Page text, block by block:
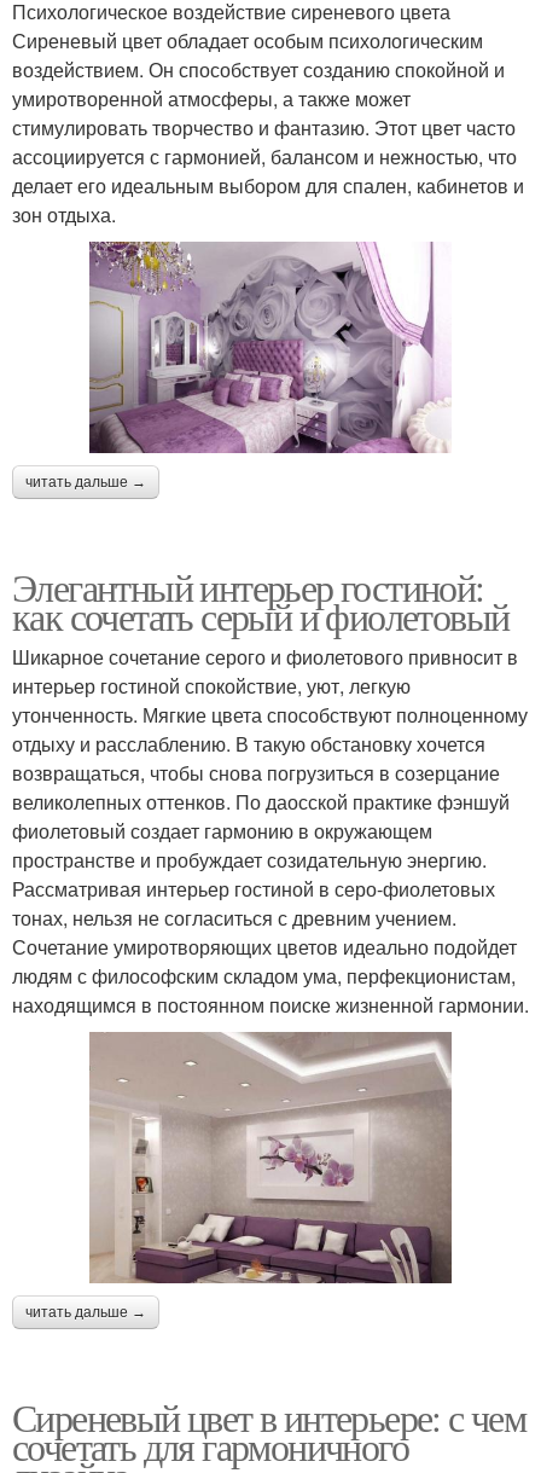
Психологическое воздействие сиреневого цвета
Сиреневый цвет обладает особым психологическим
воздействием. Он способствует созданию спокойной и
умиротворенной атмосферы, а также может
стимулировать творчество и фантазию. Этот цвет часто
ассоциируется с гармонией, балансом и нежностью, что
делает его идеальным выбором для спален, кабинетов и
зон отдыха.
читать дальше →
Элегантный интерьер гостиной:
как сочетать серый и фиолетовый
Шикарное сочетание серого и фиолетового привносит в
интерьер гостиной спокойствие, уют, легкую
утонченность. Мягкие цвета способствуют полноценному
отдыху и расслаблению. В такую обстановку хочется
возвращаться, чтобы снова погрузиться в созерцание
великолепных оттенков. По даосской практике фэншуй
фиолетовый создает гармонию в окружающем
пространстве и пробуждает созидательную энергию.
Рассматривая интерьер гостиной в серо-фиолетовых
тонах, нельзя не согласиться с древним учением.
Сочетание умиротворяющих цветов идеально подойдет
людям с философским складом ума, перфекционистам,
находящимся в постоянном поиске жизненной гармонии.
читать дальше →
Сиреневый цвет в интерьере: с чем
сочетать для гармоничного